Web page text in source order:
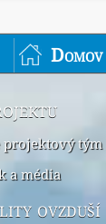
Domov
a média
ovzduší